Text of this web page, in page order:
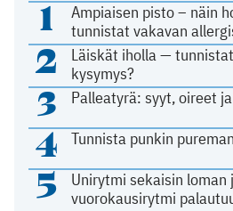
1
Ampiaisen pisto – näin
tunnistat vakavan
2
Läiskät iholla —
kysymys?
3 Palleatyrä: syyt, oireet
4 Tunnista punkin
5
Unirytmi sekaisin loman
vuorokausirytmi